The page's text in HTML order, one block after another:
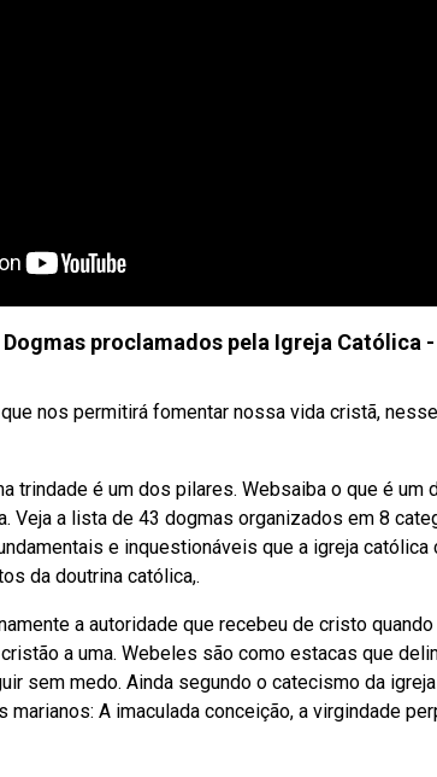
proclamados pela Igreja Católica
nos permitirá fomentar nossa vida cristã,
trindade é um dos pilares. Websaiba o que é um
Veja a lista de 43 dogmas organizados em 8
e inquestionáveis que a igreja
da doutrina católica,.
a autoridade que recebeu de cristo
a uma. Webeles são como estacas que
sem medo. Ainda segundo o catecismo da
A imaculada conceição, a virgindade